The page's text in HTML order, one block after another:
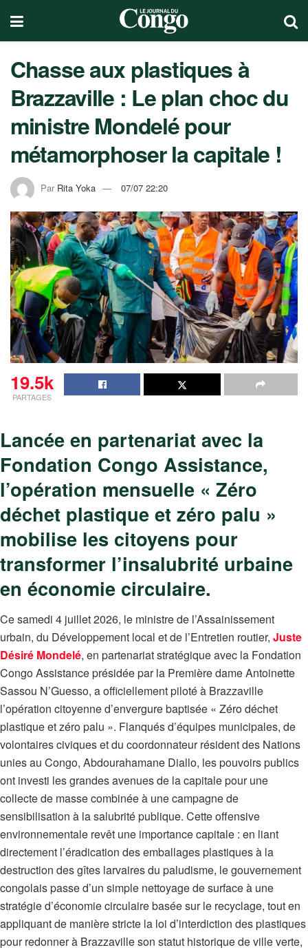
Chasse aux plastiques à
Brazzaville : Le plan choc du
ministre Mondelé pour
métamorphoser la capitale !
Par Rita Yoka 07/07 22:20
19.5k
PARTAGES
Lancée en partenariat avec la
Fondation Congo Assistance,
l’opération mensuelle « Zéro
déchet plastique et zéro palu »
mobilise les citoyens pour
transformer l’insalubrité urbaine
en économie circulaire.
Ce samedi 4 juillet 2026, le ministre de l’Assainissement
urbain, du Développement local et de l’Entretien routier, Juste
Désiré Mondelé, en partenariat stratégique avec la Fondation
Congo Assistance présidée par la Première dame Antoinette
Sassou N’Guesso, a officiellement piloté à Brazzaville
l’opération citoyenne d’envergure baptisée « Zéro déchet
plastique et zéro palu ». Flanqués d’équipes municipales, de
volontaires civiques et du coordonnateur résident des Nations
unies au Congo, Abdourahamane Diallo, les pouvoirs publics
ont investi les grandes avenues de la capitale pour une
collecte de masse combinée à une campagne de
sensibilisation à la salubrité publique. Cette offensive
environnementale revêt une importance capitale : en liant
directement l’éradication des emballages plastiques à la
destruction des gîtes larvaires du paludisme, le gouvernement
congolais passe d’un simple nettoyage de surface à une
stratégie d’économie circulaire basée sur le recyclage, tout en
appliquant de manière stricte la loi d’interdiction des plastiques
pour redonner à Brazzaville son statut historique de ville verte,